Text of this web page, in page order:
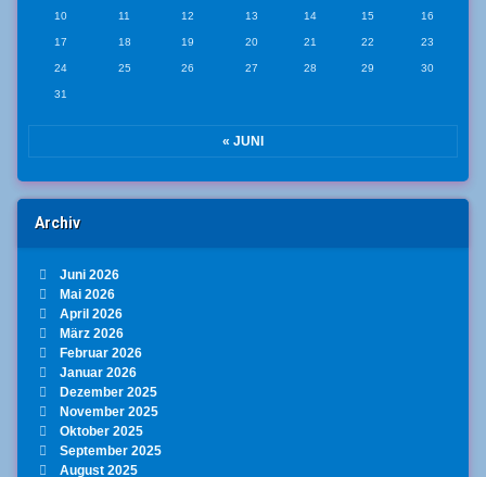
10 11 12 13 14 15 16
17 18 19 20 21 22 23
24 25 26 27 28 29 30
31
« JUNI
Archiv
Juni 2026
Mai 2026
April 2026
März 2026
Februar 2026
Januar 2026
Dezember 2025
November 2025
Oktober 2025
September 2025
August 2025